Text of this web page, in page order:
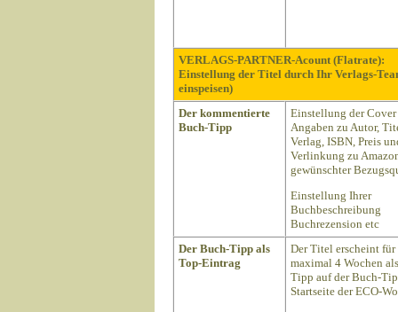
VERLAGS-PARTNER-Acount (Flatrate):
Einstellung der Titel durch Ihr Verlags-
einspeisen)
Der kommentierte
Buch-Tipp
Einstellung der
Angaben zu Autor,
Verlag, ISBN, Preis
Verlinkung zu
gewünschter
Einstellung Ihrer
Buchbeschreibung
Buchrezension etc
Der Buch-Tipp als
Top-Eintrag
Der Titel erscheint für
maximal 4 Wochen
Tipp auf der Buch-
Startseite der ECO-